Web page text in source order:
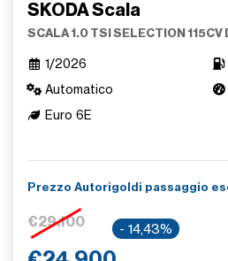
SKODA Scala
SCALA 1.0 TSI SELECTION 115CV
1/2026
Automatico
Euro 6E
Prezzo Autorigoldi passaggio
€29.100 - 14,43%